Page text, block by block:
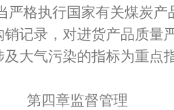
严格执行国家有关煤炭
记录， 对进货产品质量
大气污染的指标为重点
第四章监督管理